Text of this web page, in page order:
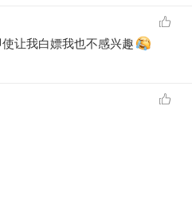
让我白嫖我也不感兴趣